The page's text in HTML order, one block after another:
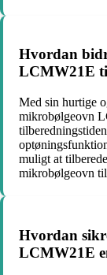
Hvordan
LCMW21E
Med sin hurtige
mikrobølgeovn
muligt at
mikrobølgeovn
Hvordan
LCMW21E